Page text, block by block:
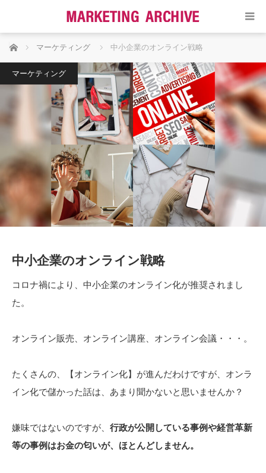
ホーム マーケティング 中小企業のオンライン戦略
マーケティング
中小企業のオンライン戦略
コロナ禍により、中小企業のオンライン化が推奨されまし
た。
オンライン販売、オンライン講座、オンライン会議・・・。
たくさんの、【オンライン化】が進んだわけですが、オンラ
イン化で儲かった話は、あまり聞かないと思いませんか？
嫌味ではないのですが、 行政が公開している事例や経営革新
等の事例はお金の匂いが、ほとんどしません。